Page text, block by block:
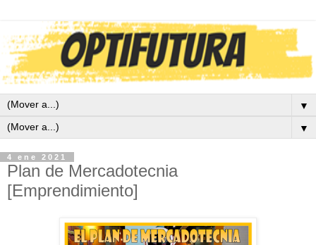
▼
▼
4 ene 2021
Plan de Mercadotecnia
[Emprendimiento]